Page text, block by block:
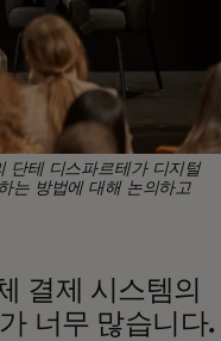
단테 디스파르테가 디지털
는 방법에 대해 논의하고
결제 시스템의
너무 많습니다.